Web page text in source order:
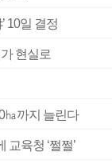
10일 결정
현실로
㏊까지 늘린다
육청 ‘쩔쩔’